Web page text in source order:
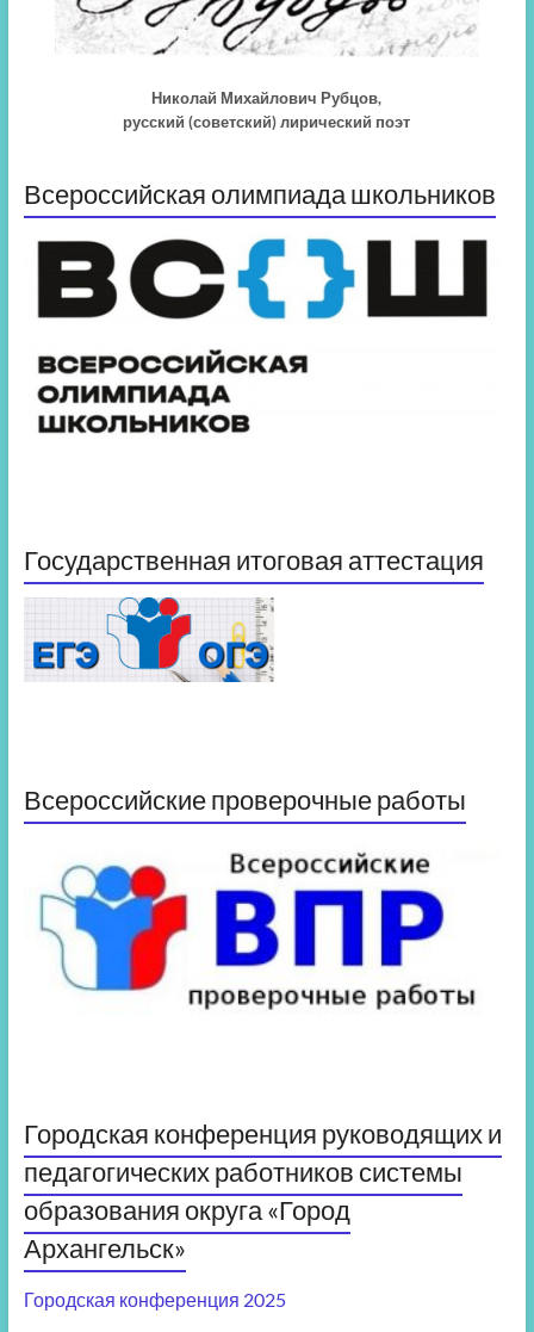
Николай Михайлович Рубцов,
русский (советский) лирический поэт
Всероссийская олимпиада школьников
Государственная итоговая аттестация
Всероссийские проверочные работы
Городская конференция руководящих и
педагогических работников системы
образования округа «Город
Архангельск»
Городская конференция 2025